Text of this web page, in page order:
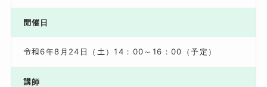
開催日
令和6年8月24日（土）14：00～16：00（予定）
講師